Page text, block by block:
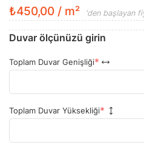
₺450,00 / m² 'den başlayan
Duvar ölçünüzü girin
Toplam Duvar Genişliği
Toplam Duvar Yüksekliği